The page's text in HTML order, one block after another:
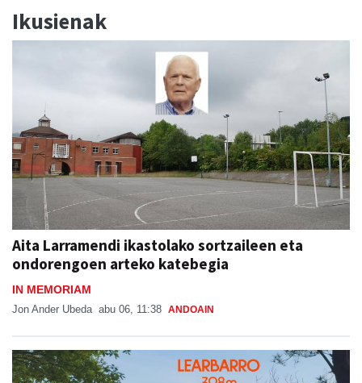
Ikusienak
Aita Larramendi ikastolako sortzaileen eta
ondorengoen arteko katebegia
IN MEMORIAM
Jon Ander Ubeda abu 06, 11:38 ANDOAIN